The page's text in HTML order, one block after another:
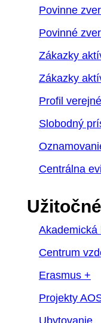
Povinne
Povinné
Zákazky
Zákazky
Profil
Slobodný
Centrálna
Akademická
Centrum
Erasmus +
Projekty
Ubytovanie